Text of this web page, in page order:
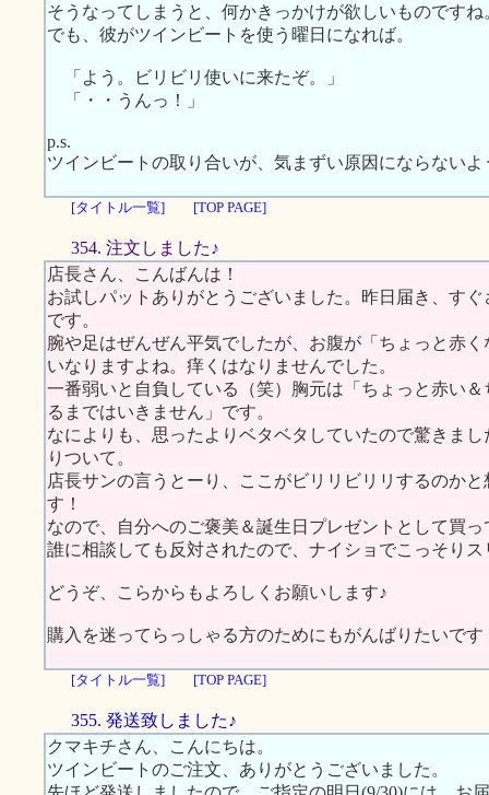
そうなってしまうと、何かきっかけが欲しいものですね
でも、彼がツインビートを使う曜日になれば。
「よう。ビリビリ使いに来たぞ。」
「・・うんっ！」
p.s.
ツインビートの取り合いが、気まずい原因にならない
[タイトル一覧] [TOP PAGE]
354. 注文しました♪
店長さん、こんばんは！
お試しパットありがとうございました。昨日届き、す
です。
腕や足はぜんぜん平気でしたが、お腹が「ちょっと赤
いなりますよね。痒くはなりませんでした。
一番弱いと自負している（笑）胸元は「ちょっと赤い
るまではいきません」です。
なによりも、思ったよりベタベタしていたので驚きま
りついて。
店長サンの言うとーり、ここがビリリビリリするのか
す！
なので、自分へのご褒美＆誕生日プレゼントとして買
誰に相談しても反対されたので、ナイショでこっそり
どうぞ、こらからもよろしくお願いします♪
購入を迷ってらっしゃる方のためにもがんばりたいです
[タイトル一覧] [TOP PAGE]
355. 発送致しました♪
クマキチさん、こんにちは。
ツインビートのご注文、ありがとうございました。